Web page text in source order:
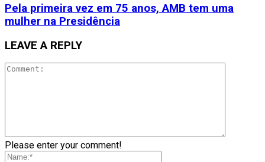
Pela primeira vez em 75 anos, AMB tem uma
mulher na Presidência
LEAVE A REPLY
Please enter your comment!